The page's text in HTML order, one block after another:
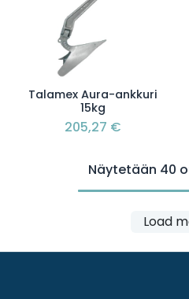
Talamex Aura-ankkuri
15kg
205,27 €
Näytetään 40
Load